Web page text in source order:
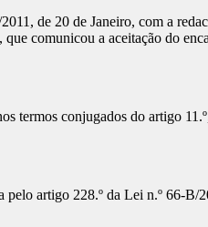
de 20 de Janeiro, com a
comunicou a aceitação do
termos conjugados do artigo
artigo 228.º da Lei n.º 66-